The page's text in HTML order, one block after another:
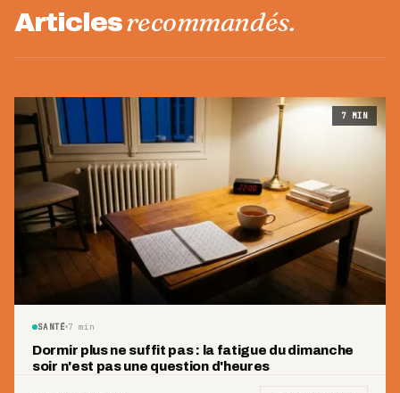
Articlesrecommandés.
7 MIN
SANTÉ 7 min
Dormir plus ne suffit pas : la fatigue du dimanche
soir n'est pas une question d'heures